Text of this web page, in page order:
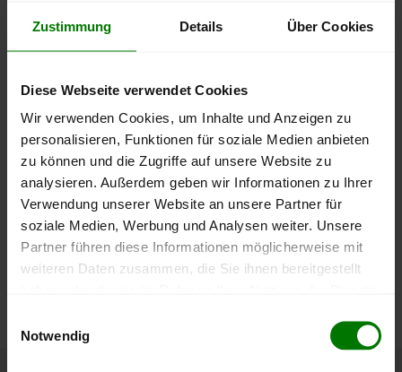
Zustimmung Details Über Cookies
Diese Webseite verwendet Cookies
Wir verwenden Cookies, um Inhalte und Anzeigen zu
personalisieren, Funktionen für soziale Medien anbieten
zu können und die Zugriffe auf unsere Website zu
analysieren. Außerdem geben wir Informationen zu Ihrer
Verwendung unserer Website an unsere Partner für
soziale Medien, Werbung und Analysen weiter. Unsere
Partner führen diese Informationen möglicherweise mit
weiteren Daten zusammen, die Sie ihnen bereitgestellt
Notwendig
lose Ware Sackware
September
Januar
Mai
250 €
350 €
Die aktuelle Preisentwicklung für Holzpellets in Deutschland
können Sie jederzeit auf unsererPelletspreise-Seite